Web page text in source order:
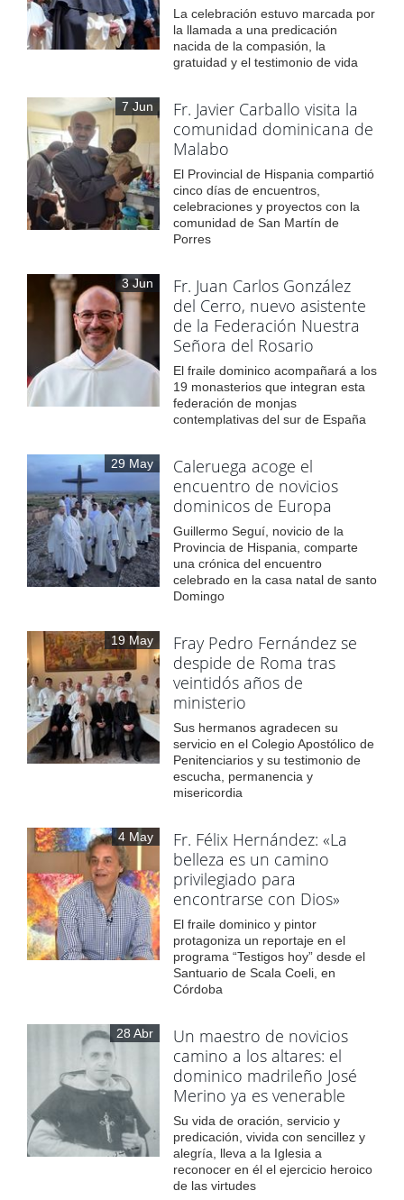
La celebración estuvo marcada por
la llamada a una predicación
nacida de la compasión, la
gratuidad y el testimonio de vida
7 Jun
Fr. Javier Carballo visita la
comunidad dominicana de
Malabo
El Provincial de Hispania compartió
cinco días de encuentros,
celebraciones y proyectos con la
comunidad de San Martín de
Porres
3 Jun
Fr. Juan Carlos González
del Cerro, nuevo asistente
de la Federación Nuestra
Señora del Rosario
El fraile dominico acompañará a los
19 monasterios que integran esta
federación de monjas
contemplativas del sur de España
29 May
Caleruega acoge el
encuentro de novicios
dominicos de Europa
Guillermo Seguí, novicio de la
Provincia de Hispania, comparte
una crónica del encuentro
celebrado en la casa natal de santo
Domingo
19 May
Fray Pedro Fernández se
despide de Roma tras
veintidós años de
ministerio
Sus hermanos agradecen su
servicio en el Colegio Apostólico de
Penitenciarios y su testimonio de
escucha, permanencia y
misericordia
4 May
Fr. Félix Hernández: «La
belleza es un camino
privilegiado para
encontrarse con Dios»
El fraile dominico y pintor
protagoniza un reportaje en el
programa “Testigos hoy” desde el
Santuario de Scala Coeli, en
Córdoba
28 Abr
Un maestro de novicios
camino a los altares: el
dominico madrileño José
Merino ya es venerable
Su vida de oración, servicio y
predicación, vivida con sencillez y
alegría, lleva a la Iglesia a
reconocer en él el ejercicio heroico
de las virtudes